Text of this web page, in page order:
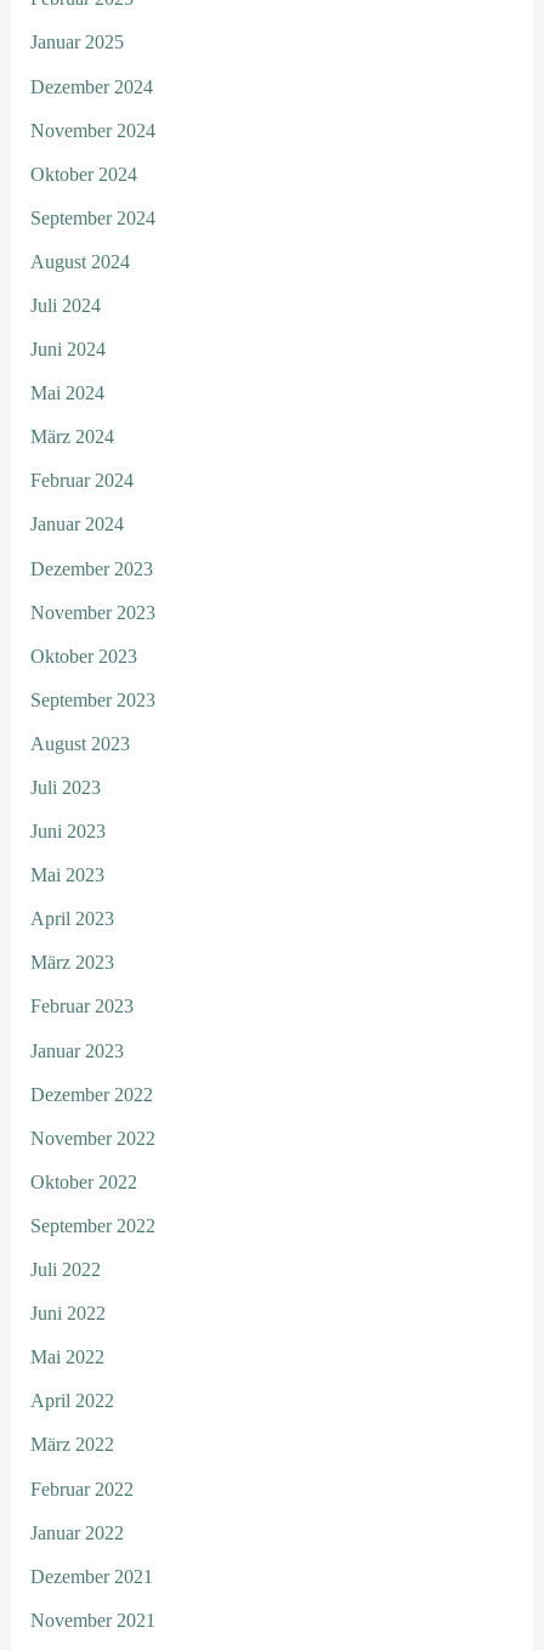
Januar 2025
Dezember 2024
November 2024
Oktober 2024
September 2024
August 2024
Juli 2024
Juni 2024
Mai 2024
März 2024
Februar 2024
Januar 2024
Dezember 2023
November 2023
Oktober 2023
September 2023
August 2023
Juli 2023
Juni 2023
Mai 2023
April 2023
März 2023
Februar 2023
Januar 2023
Dezember 2022
November 2022
Oktober 2022
September 2022
Juli 2022
Juni 2022
Mai 2022
April 2022
März 2022
Februar 2022
Januar 2022
Dezember 2021
November 2021